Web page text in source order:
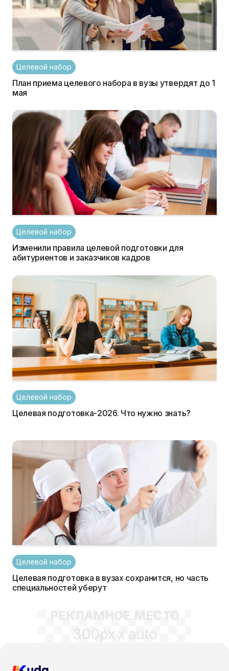
Целевой набор
План приема целевого набора в вузы утвердят до 1
мая
Целевой набор
Изменили правила целевой подготовки для
абитуриентов и заказчиков кадров
Целевой набор
Целевая подготовка-2026. Что нужно знать?
Целевой набор
Целевая подготовка в вузах сохранится, но часть
специальностей уберут
РЕКЛАМНОЕ МЕСТО
300px x auto